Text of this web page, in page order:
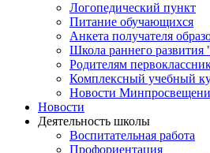
Логопедический пункт
Питание обучающихся
Анкета получателя
Школа раннего развития
Родителям
Комплексный учебный
Новости
Новости
Деятельность школы
Воспитательная работа
Профориентация